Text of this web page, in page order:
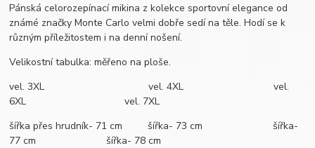
Pánská celorozepínací mikina z kolekce sportovní elegance od
známé značky Monte Carlo velmi dobře sedí na těle. Hodí se k
různým příležitostem i na denní nošení.
Velikostní tabulka: měřeno na ploše.
vel. 3XL vel. 4XL vel.
6XL vel. 7XL
šířka přes hrudník- 71 cm šířka- 73 cm šířka-
77 cm šířka- 78 cm